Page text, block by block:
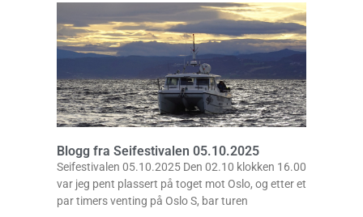
Blogg fra Seifestivalen 05.10.2025
Seifestivalen 05.10.2025 Den 02.10 klokken 16.00
var jeg pent plassert på toget mot Oslo, og etter et
par timers venting på Oslo S, bar turen